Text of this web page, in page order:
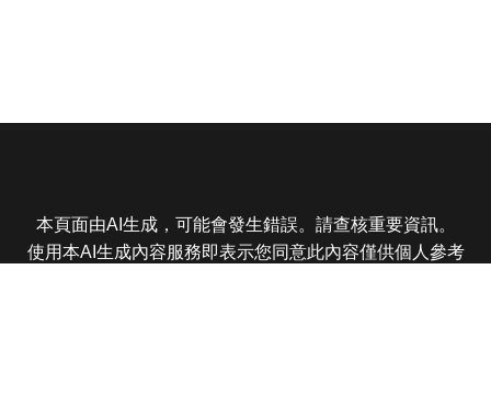
本頁面由AI生成，可能會發生錯誤。請查核重要資訊。
使用本AI生成內容服務即表示您同意此內容僅供個人參考